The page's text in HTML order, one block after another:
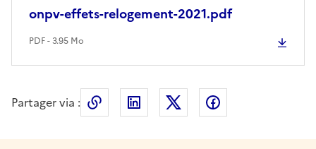
onpv-effets-relogement-2021.pdf
PDF - 3.95 Mo
Partager via : Copier le lien de la page dans le
LinkedIn